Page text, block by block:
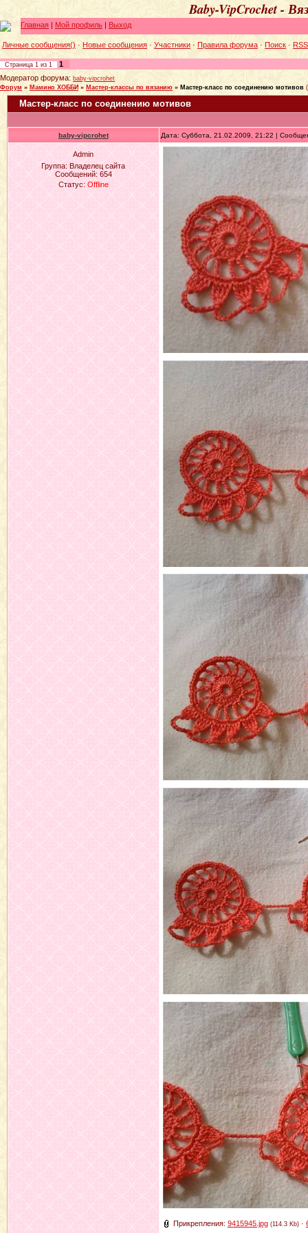
Baby-VipCrochet -
Главная | Мой профиль | Выход
Личные сообщения() · Новые сообщения · Участники · Правила форума · Поиск · RSS
Страница 1 из 1
1
Модератор форума: baby-vipcrohet
Форум » Мамино ХОББИ » Мастер-классы по вязанию » Мастер-класс по соединению мотивов
Мастер-класс по соединению мотивов
baby-vipcrohet Дата: Суббота, 21.02.2009, 21:22 |
Admin
Группа: Владелец сайта
Сообщений: 654
Статус: Offline
Прикрепления: 9415945.jpg (114.3 Kb) ·